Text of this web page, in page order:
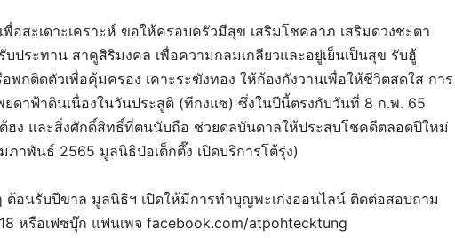
อสะเดาะเคราะห์ ขอให้ครอบครัวมีสุข เสริมโชคลาภ เสริมดวงชะตา
ประทาน สาคูสิริมงคล เพื่อความกลมเกลียวและอยู่เย็นเป็นสุข รับฮู้
กติดตัวเพื่อคุ้มครอง เคาะระฆังทอง ให้ก้องกังวานเพื่อให้ชีวิตสดใส การ
ยดาฟ้าดินเนื่องในวันประสูติ (ทีกงแซ) ซึ่งในปีนี้ตรงกับวันที่ 8 ก.พ. 65
ฮง และสิ่งศักดิ์สิทธิ์ที่ตนนับถือ ช่วยดลบันดาลให้ประสบโชคดีตลอดปีใหม่
าพันธ์ 2565 มูลนิธิป่อเต็กตึ๊ง เปิดบริการโต้รุ่ง)
ต้อนรับปีขาล มูลนิธิฯ เปิดให้มีการทำบุญพะเก่งออนไลน์ ติดต่อสอบถาม
หรือเฟซบุ๊ก แฟนเพจ facebook.com/atpohtecktung